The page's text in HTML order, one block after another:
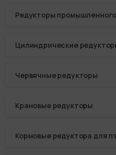
Редукторы
Цилиндрические
Червячные редукторы
Крановые редукторы
Кормовые редуктора для